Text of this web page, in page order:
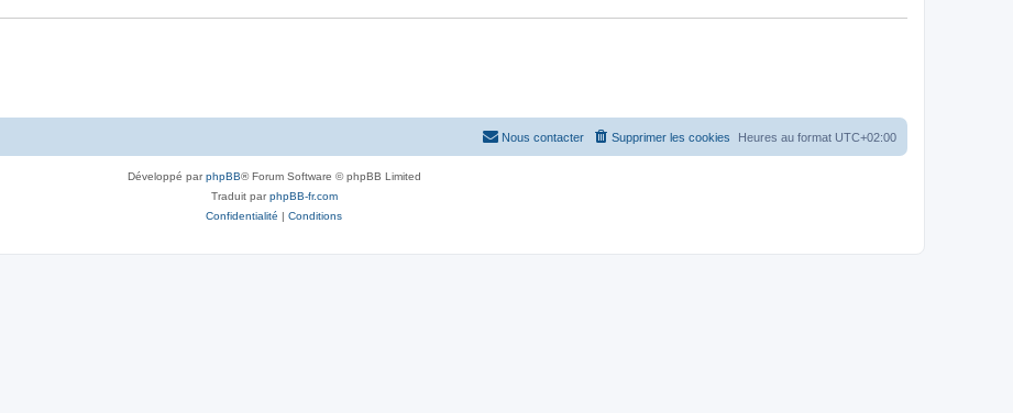
Heures au format UTC+02:00
Supprimer les cookies
Nous contacter
Développé parphpBB® Forum Software © phpBB Limited
Traduit parphpBB-fr.com
Confidentialité | Conditions